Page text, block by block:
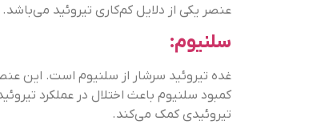
عنصر یکی از دلایل کم‌کاری تیروئید می‌باشد.
سلنیوم:
غده تیروئید سرشار از سلنیوم است. این
کمبود سلنیوم باعث اختلال در عملکرد
تیروئیدی کمک می‌کند.